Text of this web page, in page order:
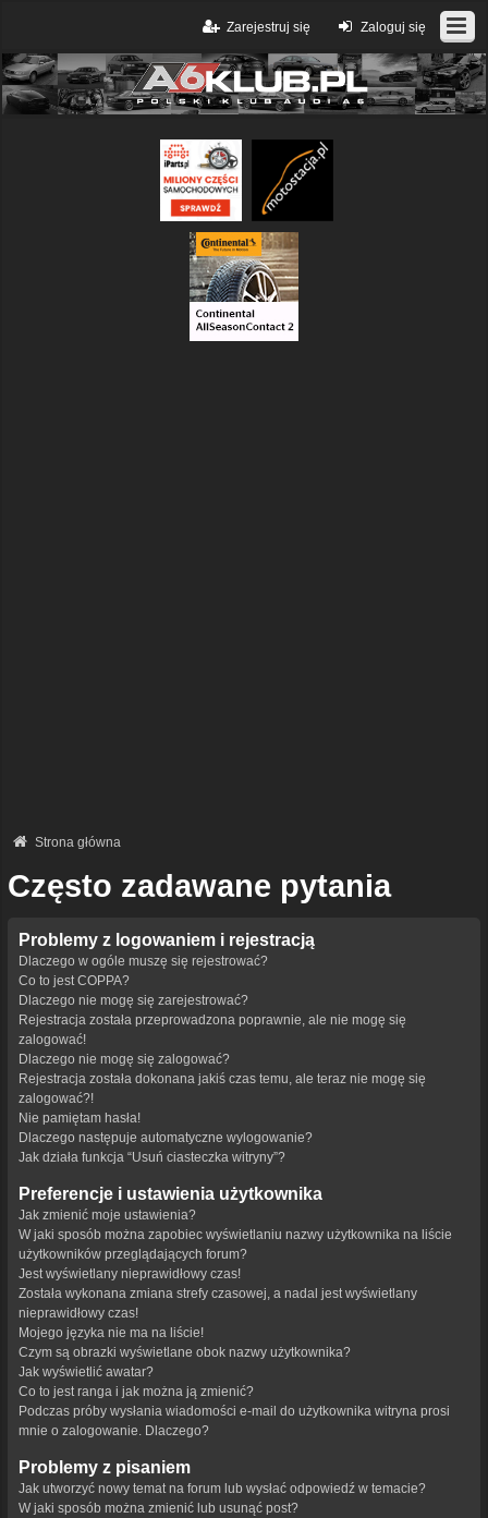
Zaloguj się
Zarejestruj się
Strona główna
Często zadawane pytania
Problemy z logowaniem i rejestracją
Dlaczego w ogóle muszę się rejestrować?
Co to jest COPPA?
Dlaczego nie mogę się zarejestrować?
Rejestracja została przeprowadzona poprawnie, ale nie mogę się
zalogować!
Dlaczego nie mogę się zalogować?
Rejestracja została dokonana jakiś czas temu, ale teraz nie mogę się
zalogować?!
Nie pamiętam hasła!
Dlaczego następuje automatyczne wylogowanie?
Jak działa funkcja “Usuń ciasteczka witryny”?
Preferencje i ustawienia użytkownika
Jak zmienić moje ustawienia?
W jaki sposób można zapobiec wyświetlaniu nazwy użytkownika na liście
użytkowników przeglądających forum?
Jest wyświetlany nieprawidłowy czas!
Została wykonana zmiana strefy czasowej, a nadal jest wyświetlany
nieprawidłowy czas!
Mojego języka nie ma na liście!
Czym są obrazki wyświetlane obok nazwy użytkownika?
Jak wyświetlić awatar?
Co to jest ranga i jak można ją zmienić?
Podczas próby wysłania wiadomości e-mail do użytkownika witryna prosi
mnie o zalogowanie. Dlaczego?
Problemy z pisaniem
Jak utworzyć nowy temat na forum lub wysłać odpowiedź w temacie?
W jaki sposób można zmienić lub usunąć post?